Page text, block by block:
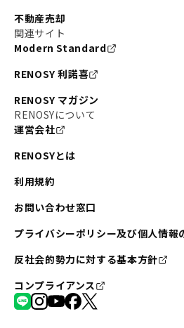
不動産売却
関連サイト
Modern Standard
RENOSY 利諾喜
RENOSY マガジン
RENOSYについて
運営会社
RENOSYとは
利用規約
お問い合わせ窓口
プライバシーポリシー及び個人情報
反社会的勢力に対する基本方針
コンプライアンス